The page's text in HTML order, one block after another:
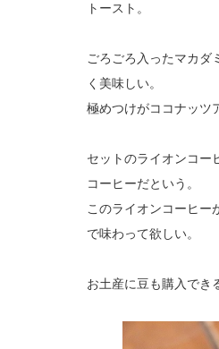
トースト。
ごろごろ入ったマカダ
く美味しい。
極めつけがココナッツ
セットのライオンコー
コーヒーだという。
このライオンコーヒー
で味わって欲しい。
お土産に豆も購入でき